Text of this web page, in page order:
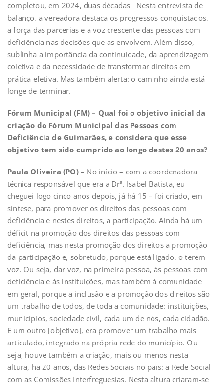
completou, em 2024, duas décadas. Nesta entrevista de
balanço, a vereadora destaca os progressos conquistados,
a força das parcerias e a voz crescente das pessoas com
deficiência nas decisões que as envolvem. Além disso,
sublinha a importância da continuidade, da aprendizagem
coletiva e da necessidade de transformar direitos em
prática efetiva. Mas também alerta: o caminho ainda está
longe de terminar.
Fórum Municipal (FM) – Qual foi o objetivo inicial da
criação do Fórum Municipal das Pessoas com
Deficiência de Guimarães, e considera que esse
objetivo tem sido cumprido ao longo destes 20 anos?
Paula Oliveira (PO) – No início – com a coordenadora
técnica responsável que era a Drª. Isabel Batista, eu
cheguei logo cinco anos depois, já há 15 – foi criado, em
síntese, para promover os direitos das pessoas com
deficiência e nestes direitos, a participação. Ainda há um
déficit na promoção dos direitos das pessoas com
deficiência, mas nesta promoção dos direitos a promoção
da participação e, sobretudo, porque está ligado, o terem
voz. Ou seja, dar voz, na primeira pessoa, às pessoas com
deficiência e às instituições, mas também à comunidade
em geral, porque a inclusão e a promoção dos direitos são
um trabalho de todos, de toda a comunidade: instituições,
municípios, sociedade civil, cada um de nós, cada cidadão.
E um outro [objetivo], era promover um trabalho mais
articulado, integrado na própria rede do município. Ou
seja, houve também a criação, mais ou menos nesta
altura, há 20 anos, das Redes Sociais no país: a Rede Social
com as Comissões Interfreguesias. Nesta altura criaram-se